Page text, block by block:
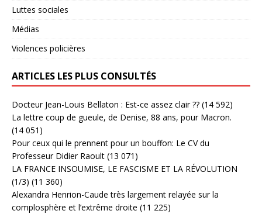
Luttes sociales
Médias
Violences policières
ARTICLES LES PLUS CONSULTÉS
Docteur Jean-Louis Bellaton : Est-ce assez clair ?? (14 592)
La lettre coup de gueule, de Denise, 88 ans, pour Macron.
(14 051)
Pour ceux qui le prennent pour un bouffon: Le CV du
Professeur Didier Raoult (13 071)
LA FRANCE INSOUMISE, LE FASCISME ET LA RÉVOLUTION
(1/3) (11 360)
Alexandra Henrion-Caude très largement relayée sur la
complosphère et l’extrême droite (11 225)